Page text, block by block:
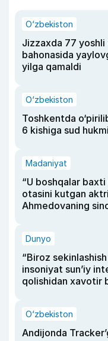
O‘zbekiston
Jizzaxda 77 yoshli
bahonasida
yilga qamaldi
O‘zbekiston
Toshkentda
6 kishiga sud
Madaniyat
“U boshqalar baxti
otasini kutgan
Ahmedovaning
Dunyo
“Biroz
insoniyat sun’iy
qolishidan xavotir
O‘zbekiston
Andijonda